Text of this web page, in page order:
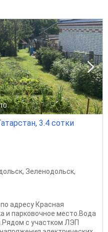
3.4 сотки
, Зеленодольск,
адресу Красная
и парковочное место.Вода
с участком ЛЭП